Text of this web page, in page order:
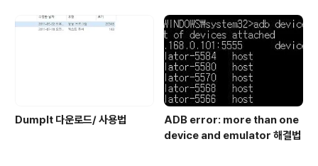
DumpIt 다운로드/ 사용법
ADB error: more than one
device and emulator 해결법